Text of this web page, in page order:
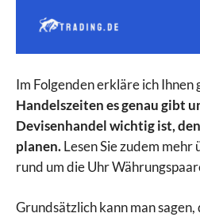
Im Folgenden erkläre ich Ihnen
Handelszeiten es genau gibt
Devisenhandel wichtig ist,
planen.Lesen Sie zudem
rund um die Uhr
Grundsätzlich kann man